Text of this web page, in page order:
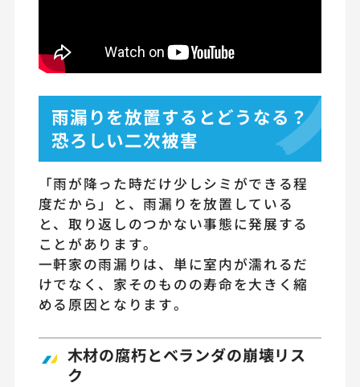
雨漏りを放置するとどうなる？
恐ろしい二次被害
「雨が降った時だけ少しシミができる程
度だから」と、雨漏りを放置している
と、取り返しのつかない事態に発展する
ことがあります。
一軒家の雨漏りは、単に室内が濡れるだ
けでなく、家そのものの寿命を大きく縮
める原因となります。
木材の腐朽とベランダの崩壊リス
ク